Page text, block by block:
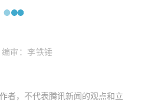
审：李铁锤
者，不代表腾讯新闻的观点和立